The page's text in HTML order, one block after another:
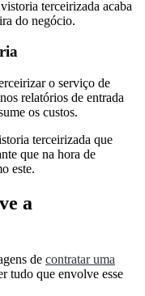
terceirizada acaba
do negócio.
o serviço de
relatórios de entrada
os custos.
terceirizada que
que na hora de
este.
a
de contratar uma
tudo que envolve esse